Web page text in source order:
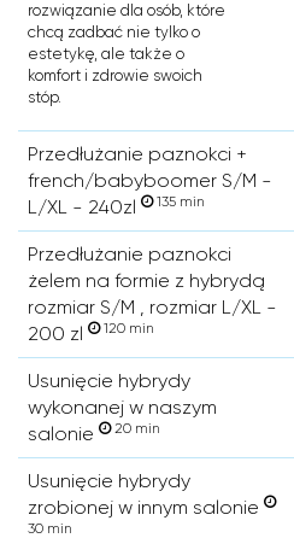
rozwiązanie dla osób, które
chcą zadbać nie tylko o
estetykę, ale także o
komfort i zdrowie swoich
stóp.
Przedłużanie paznokci +
french/babyboomer S/M -
L/XL - 240zl
135 min
Przedłużanie paznokci
żelem na formie z hybrydą
rozmiar S/M , rozmiar L/XL -
200 zl
120 min
Usunięcie hybrydy
wykonanej w naszym
salonie
20 min
Usunięcie hybrydy
zrobionej w innym salonie
30 min